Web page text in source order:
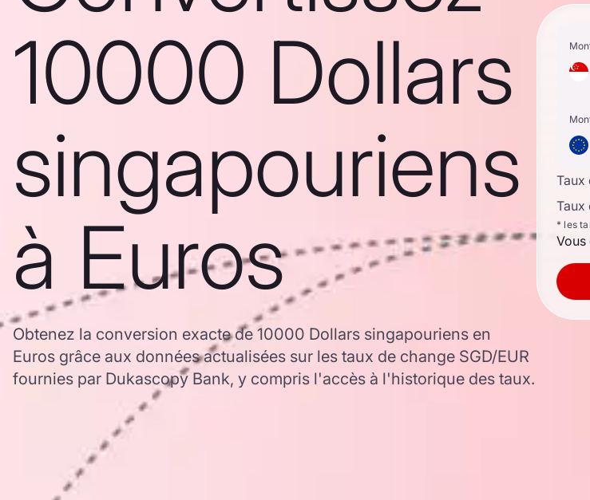
10000 Dollars
singapouriens
à Euros
Obtenez la conversion exacte de 10000 Dollars singapouriens en
Euros grâce aux données actualisées sur les taux de change SGD/EUR
fournies par Dukascopy Bank, y compris l'accès à l'historique des taux.
Taux
Taux
* les